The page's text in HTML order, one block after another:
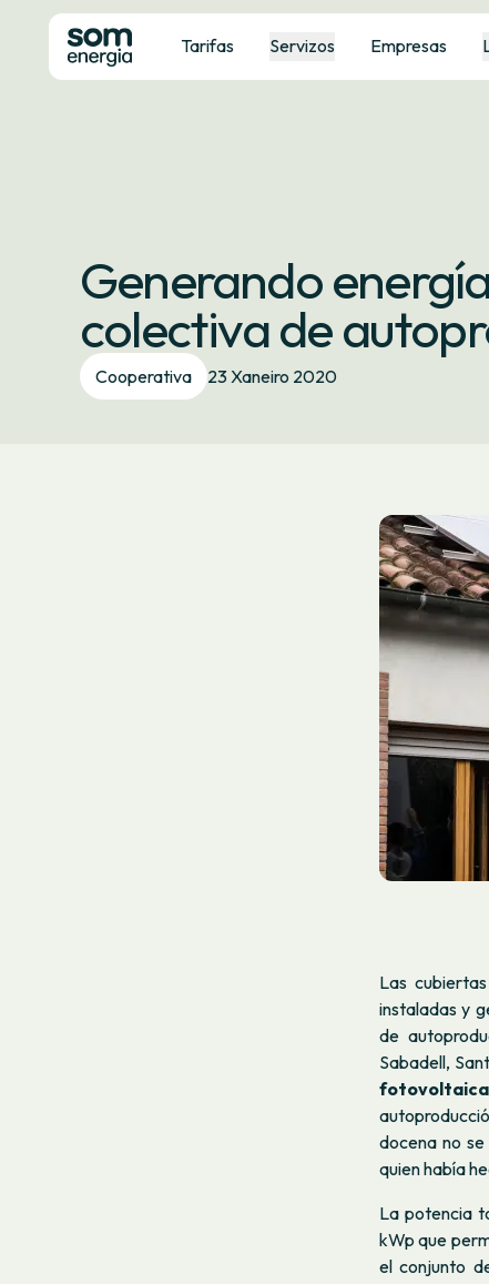
Tarifas Servizos Empresas
Generando
colectiva de
Cooperativa 23 Xaneiro 2020
Las
instaladas y
de
Sabadell,
docena no
quien había
La potencia
kWp que
el conjunto